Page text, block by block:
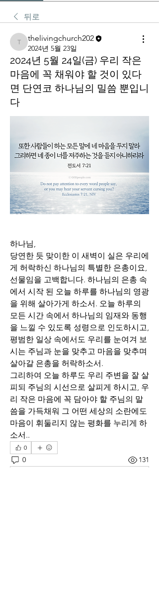
뒤로
thelivingchurch202
thelivingchurch202
2024년 5월 23일
2024년 5월 24일(금) 우리 작은
마음에 꼭 채워야 할 것이 있다
면 단연코 하나님의 밀씀 뿐입니
다
하나님,
당연한 듯 맞이한 이 새벽이 실은 우리에
게 허락하신 하나님의 특별한 은총이요,
선물임을 고백합니다. 하나님의 은총 속
에서 시작 된 오늘 하루를 하나님의 영광
을 위해 살아가게 하소서. 오늘 하루의
모든 시간 속에서 하나님의 임재와 동행
을 느낄 수 있도록 성령으로 인도하시고,
평범한 일상 속에서도 우리를 눈여겨 보
시는 주님과 눈을 맞추고 마음을 맞추며
살아갈 은총을 허락하소서.
그리하여 오늘 하루도 우리 주변을 잘 살
피되 주님의 시선으로 살피게 하시고, 우
리 작은 마음에 꼭 담아야 할 주님의 말
씀을 가득채워 그 어떤 세상의 소란에도
마음이 휘둘리지 않는 평화를 누리게 하
소서..
0
0 131